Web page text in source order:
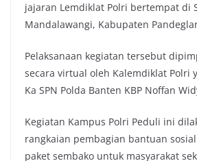
jajaran Lemdiklat Polri bertempat di
Mandalawangi, Kabupaten
Pelaksanaan kegiatan tersebut
secara virtual oleh Kalemdiklat Polri
Ka SPN Polda Banten KBP Noffan
Kegiatan Kampus Polri Peduli ini
rangkaian pembagian bantuan
paket sembako untuk masyarakat